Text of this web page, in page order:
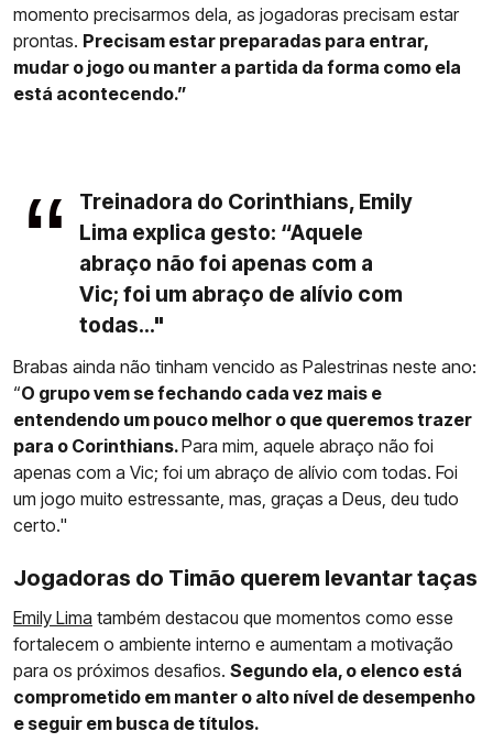
momento precisarmos dela, as jogadoras precisam estar
prontas. Precisam estar preparadas para entrar,
mudar o jogo ou manter a partida da forma como ela
está acontecendo.”
Treinadora do Corinthians, Emily
Lima explica gesto: “Aquele
abraço não foi apenas com a
Vic; foi um abraço de alívio com
todas..."
Brabas ainda não tinham vencido as Palestrinas neste ano:
“O grupo vem se fechando cada vez mais e
entendendo um pouco melhor o que queremos trazer
para o Corinthians.Para mim, aquele abraço não foi
apenas com a Vic; foi um abraço de alívio com todas. Foi
um jogo muito estressante, mas, graças a Deus, deu tudo
certo."
Jogadoras do Timão querem levantar taças
Emily Lima também destacou que momentos como esse
fortalecem o ambiente interno e aumentam a motivação
para os próximos desafios. Segundo ela, o elenco está
comprometido em manter o alto nível de desempenho
e seguir em busca de títulos.